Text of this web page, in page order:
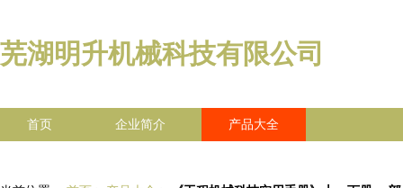
芜湖明升机械科技有限公司
首页 企业简介 产品大全